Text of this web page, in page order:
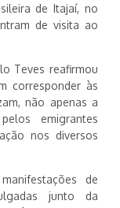
de Itajaí, no
de visita ao
Teves reafirmou
corresponder às
não apenas a
emigrantes
nos diversos
de
junto da